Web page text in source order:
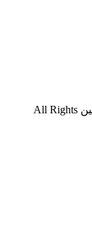
© Copyright 2026, الفدرالية الجزائرية للمستهلكين All Rights